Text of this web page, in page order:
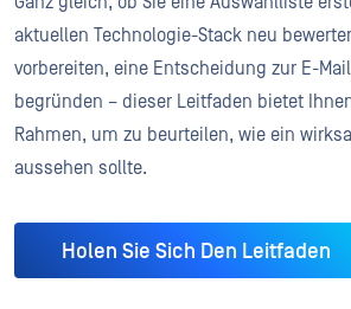
aktuellen Technologie-Stack neu
vorbereiten, eine Entscheidung zur E-
begründen – dieser Leitfaden bietet
Rahmen, um zu beurteilen, wie ein
aussehen sollte.
Holen Sie Sich Den Leitfaden